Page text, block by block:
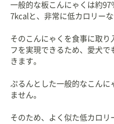
一般的な板こんにゃくは約97
7kcalと、非常に低カロリーな
そのこんにゃくを食事に取り
フを実現できるため、愛犬
きます。
ぷるんとした一般的なこん
ません。
そのため、よく似た低カロリ